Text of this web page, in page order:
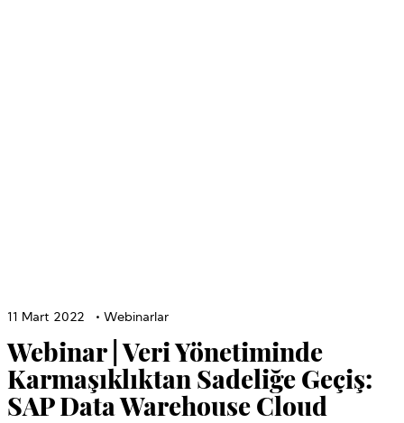
11 Mart 2022 • Webinarlar
Webinar | Veri Yönetiminde
Karmaşıklıktan Sadeliğe Geçiş:
SAP Data Warehouse Cloud